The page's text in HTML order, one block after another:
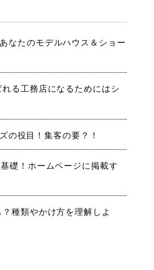
なたのモデルハウス＆ショー
る工務店になるためにはシ
の役目！集客の要？！
礎！ホームページに掲載す
種類やかけ方を理解しよ